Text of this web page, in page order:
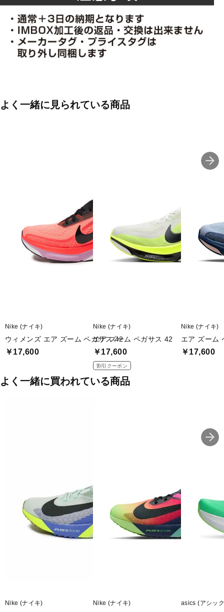
よく一緒に見られている商品
Nike (ナイキ)
ウィメンズ エア ズーム ペガサス 42
￥17,600
Nike (ナイキ)
エア ズーム ペガサス 42
￥17,600
割引クーポン
Nike (ナイキ)
エア ズーム
￥17,600
よく一緒に買われている商品
Nike (ナイキ) Nike (ナイキ) asics (アシッ